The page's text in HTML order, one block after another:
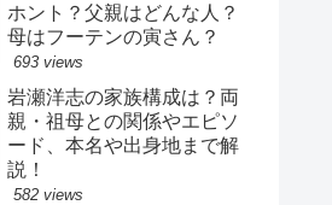
ホント？父親はどんな人？
母はフーテンの寅さん？
693 views
岩瀬洋志の家族構成は？両
親・祖母との関係やエピソ
ード、本名や出身地まで解
説！
582 views